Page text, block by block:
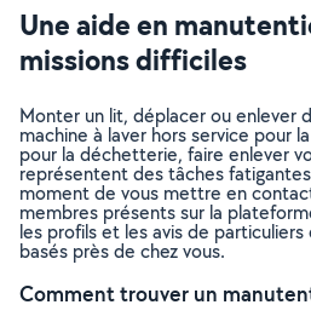
Une aide en
missions difficiles
Monter un lit, déplacer ou enlever
machine à laver hors service pour
pour la déchetterie, faire enlever
représentent des tâches
moment de vous mettre en
membres présents sur la
les profils et les avis de
basés près de chez vous.
Comment trouver un